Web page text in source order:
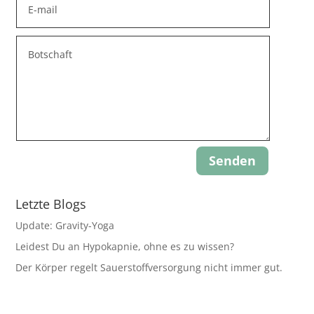
Senden
Letzte Blogs
Update: Gravity-Yoga
Leidest Du an Hypokapnie, ohne es zu wissen?
Der Körper regelt Sauerstoffversorgung nicht immer gut.